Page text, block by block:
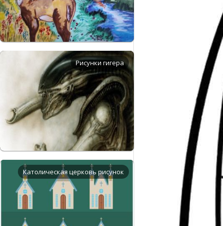
Рисунки гигера
Католическая церковь рисунок